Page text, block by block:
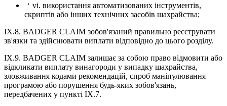
vi. використання автоматизованих інструментів,
скриптів або інших технічних засобів шахрайства;
IX.8. BADGER CLAIM зобов'язаний правильно реєструвати
зв'язки та здійснювати виплати відповідно до цього розділу.
IX.9. BADGER CLAIM залишає за собою право відмовити або
відкликати виплату винагороди у випадку шахрайства,
зловживання кодами рекомендацій, спроб маніпулювання
програмою або порушення будь-яких зобов'язань,
передбачених у пункті IX.7.